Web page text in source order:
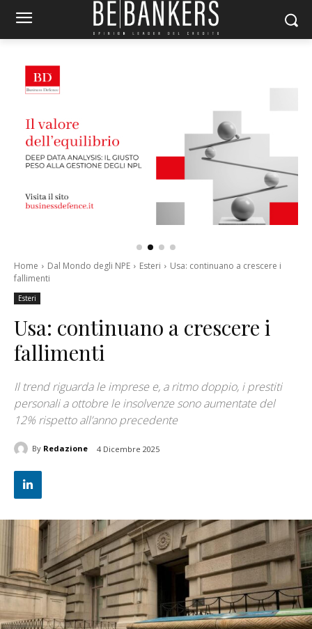
Home Dal Mondo degli NPE Esteri
Usa: continuano a crescere i
fallimenti
Esteri
Usa: continuano a crescere i
fallimenti
Il trend riguarda le imprese e, a ritmo doppio, i prestiti
personali a ottobre le insolvenze sono aumentate del
12% rispetto all’anno precedente
By Redazione 4 Dicembre 2025